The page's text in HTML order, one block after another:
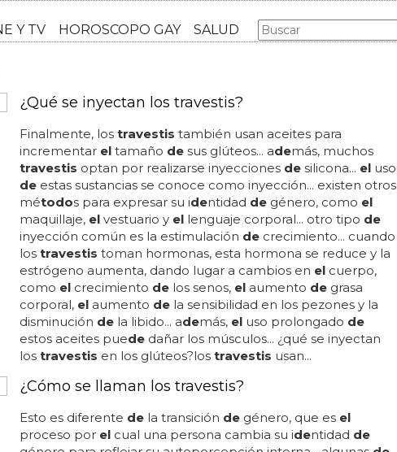
NOTICIAS GAY LGBT MÚSICA CINE Y TV
Finalmente, lostravestistambién usan aceites para
incrementareltamañodesus glúteos... además, muchos
travestisoptan por realizarse inyeccionesdesilicona...eluso
deestas sustancias se conoce como inyección... existen otros
métodos para expresar su identidaddegénero, como el
maquillaje,elvestuario yellenguaje corporal... otro tipode
inyección común es la estimulación decrecimiento... cuando
lostravestistoman hormonas, esta hormona se reduce y la
estrógeno aumenta, dando lugar a cambios enelcuerpo,
comoelcrecimiento delos senos,elaumentodegrasa
corporal,elaumentodela sensibilidad en los pezones y la
disminucióndela libido... además,eluso prolongadode
estos aceites puededañar los músculos... ¿qué se inyectan